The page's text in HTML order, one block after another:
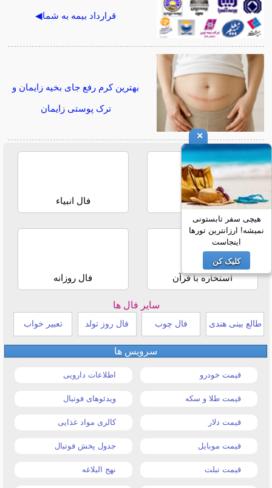
قرارداد بیمه به شما◀
بهترین کرم رفع جای بخیه زایمان و
ترک پوستی زایمان
فال حافظ فال انبیاء
استخاره با قرآن فال روزانه
سایر فال ها
طالع بینی هندی فال چوب فال روز تولد تعبیر خواب
سرویس ها
قیمت خودرو اطلاعات دارویی
قیمت طلا و سکه ویدئوهای فوتبال
قیمت دلار کالری مواد غذایی
قیمت موبایل جدول پخش فوتبال
قیمت تبلت نهج البلاغه
×
هیچی سفر تابستونی
نمیشه! ارزانترین تورها
اینجاست
کلیک کن